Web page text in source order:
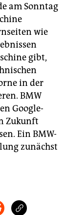
am Sonntag
wie
gibt,
in der
BMW
Google-
Zukunft
Ein BMW-
zunächst